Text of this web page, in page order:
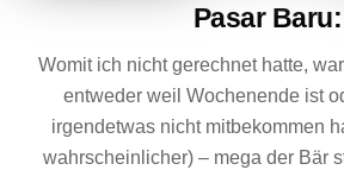
Pasar Baru:
Womit ich nicht gerechnet hatte,
entweder weil Wochenende ist
irgendetwas nicht mitbekommen
wahrscheinlicher) – mega der Bär